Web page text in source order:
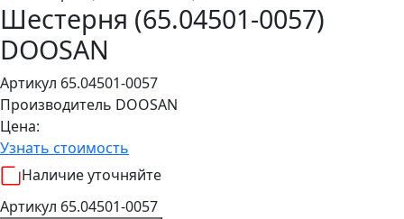
Шестерня (65.04501-0057)
DOOSAN
Артикул 65.04501-0057
Производитель DOOSAN
Цена:
Узнать стоимость
Наличие уточняйте
Артикул 65.04501-0057